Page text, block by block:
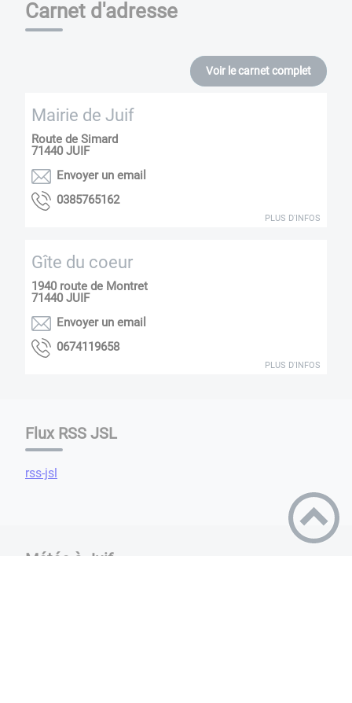
Carnet d'adresse
Voir le carnet complet
Mairie de Juif
Route de Simard
71440 JUIF
Envoyer un email
2615675830
PLUS D'INFOS
Gîte du coeur
1940 route de Montret
71440 JUIF
Envoyer un email
8569114760
PLUS D'INFOS
Flux RSS JSL
rss-jsl
Météo à Juif